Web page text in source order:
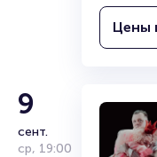
Цены
9
сент.
ср, 19:00